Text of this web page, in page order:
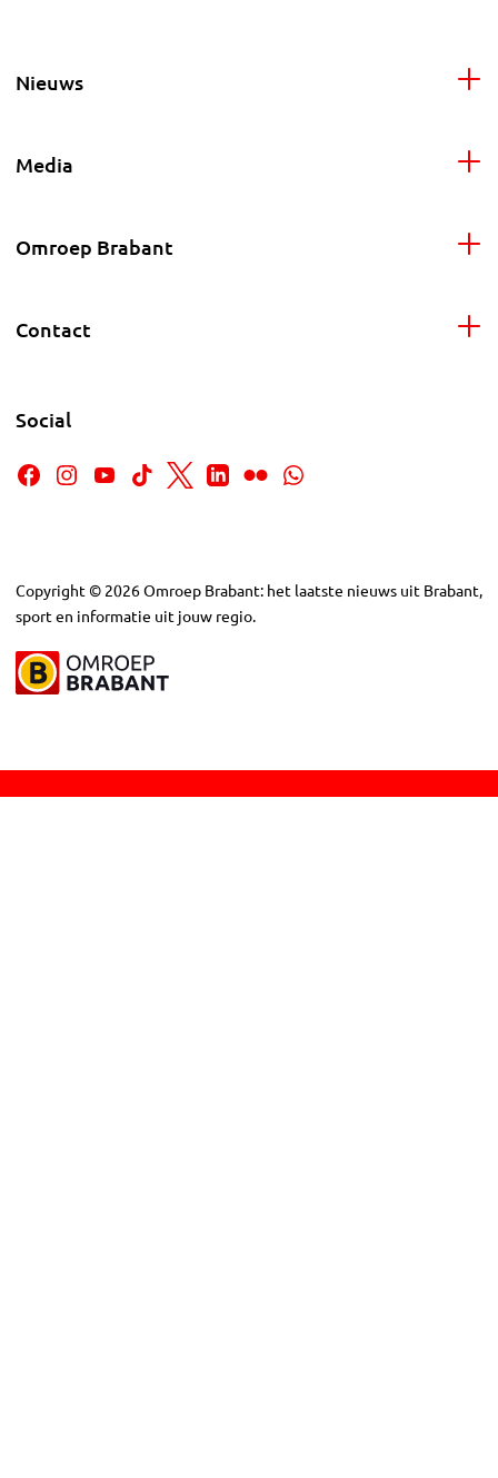
Nieuws
Media
Omroep Brabant
Contact
Social
Copyright © 2026Omroep Brabant: het laatste nieuws uit Brabant,
sport en informatie uit jouw regio.